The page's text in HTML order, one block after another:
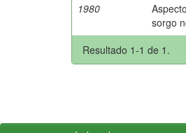
1980
sorgo
Resultado 1-1 de 1.